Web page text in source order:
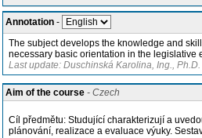
Annotation -
The subject develops the knowledge and
necessary basic orientation in the legislative
Last update: Duschinská Karolina, Ing.,
Aim of the course - Czech
Cíl předmětu: Studující charakterizují a
plánování, realizace a evaluace výuky.